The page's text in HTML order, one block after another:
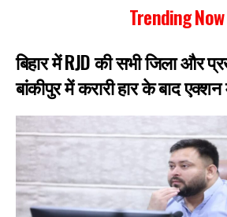
Trending Now
बिहार में RJD की सभी जिला और
बांकीपुर में करारी हार के बाद